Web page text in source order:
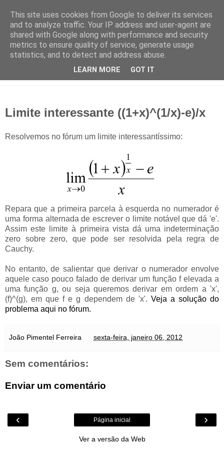
Limite interessante ((1+x)^(1/x)-e)/x
Resolvemos no fórum um limite interessantíssimo:
Repara que a primeira parcela à esquerda no numerador é
uma forma alternada de escrever o limite notável que dá 'e'.
Assim este limite à primeira vista dá uma indeterminação
zero sobre zero, que pode ser resolvida pela regra de
Cauchy.
No entanto, de salientar que derivar o numerador envolve
aquele caso pouco falado de derivar um função f elevada a
uma função g, ou seja queremos derivar em ordem a 'x',
(f)^(g), em que f e g dependem de 'x'. Veja a solução do
problema aqui no fórum.
João Pimentel Ferreira sexta-feira, janeiro 06, 2012
Sem comentários:
Enviar um comentário
‹ ›
Página inicial
Ver a versão da Web
This site uses cookies from Google to deliver its services
and to analyze traffic. Your IP address and user-agent are
shared with Google along with performance and security
metrics to ensure quality of service, generate usage
statistics, and to detect and address abuse.
LEARN MORE GOT IT